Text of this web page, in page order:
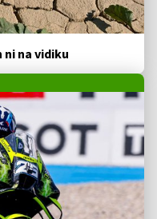
ni na vidiku